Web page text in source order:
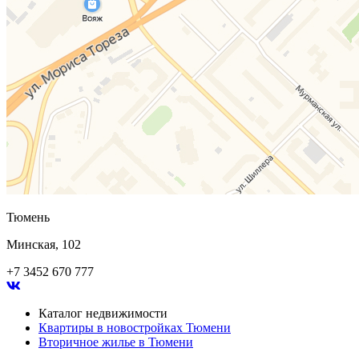
Тюмень
Минская, 102
+7 3452 670 777
Каталог недвижимости
Квартиры в новостройках Тюмени
Вторичное жилье в Тюмени